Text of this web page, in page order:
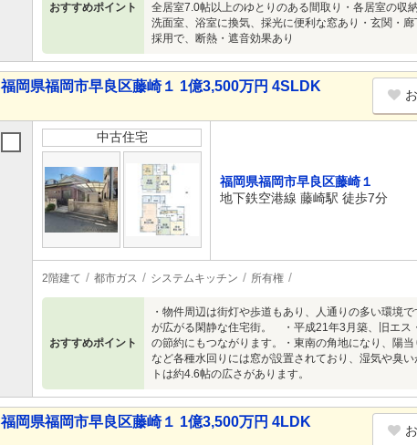
おすすめポイント
全居室7.0帖以上のゆとりのある間取り・各居室の収
洗面室、浴室に換気、採光に便利な窓あり・玄関・
採用で、断熱・遮音効果あり
福岡県福岡市早良区藤崎１ 1億3,500万円 4SLDK
中古住宅
福岡県福岡市早良区藤崎１
地下鉄空港線 藤崎駅 徒歩7分
2階建て 都市ガス システムキッチン 所有権
おすすめポイント
・物件周辺は街灯や歩道もあり、人通りの多い環境
が広がる閑静な住宅街。 ・平成21年3月築、旧エス
の節約にもつながります。・東南の角地になり、陽
など各種水回りには窓が設置されており、湿気や臭
トは約4.6帖の広さがあります。
福岡県福岡市早良区藤崎１ 1億3,500万円 4LDK